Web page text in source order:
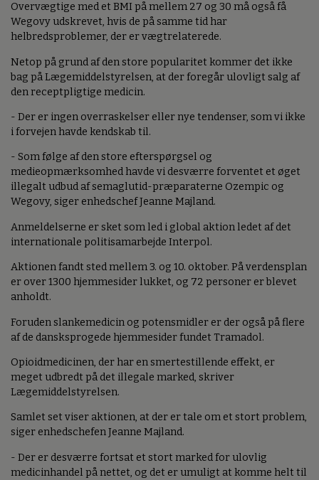
Overvægtige med et BMI på mellem 27 og 30 må også få
Wegovy udskrevet, hvis de på samme tid har
helbredsproblemer, der er vægtrelaterede.
Netop på grund af den store popularitet kommer det ikke
bag på Lægemiddelstyrelsen, at der foregår ulovligt salg af
den receptpligtige medicin.
- Der er ingen overraskelser eller nye tendenser, som vi ikke
i forvejen havde kendskab til.
- Som følge af den store efterspørgsel og
medieopmærksomhed havde vi desværre forventet et øget
illegalt udbud af semaglutid-præparaterne Ozempic og
Wegovy, siger enhedschef Jeanne Majland.
Anmeldelserne er sket som led i global aktion ledet af det
internationale politisamarbejde Interpol.
Aktionen fandt sted mellem 3. og 10. oktober. På verdensplan
er over 1300 hjemmesider lukket, og 72 personer er blevet
anholdt.
Foruden slankemedicin og potensmidler er der også på flere
af de dansksprogede hjemmesider fundet Tramadol.
Opioidmedicinen, der har en smertestillende effekt, er
meget udbredt på det illegale marked, skriver
Lægemiddelstyrelsen.
Samlet set viser aktionen, at der er tale om et stort problem,
siger enhedschefen Jeanne Majland.
- Der er desværre fortsat et stort marked for ulovlig
medicinhandel på nettet, og det er umuligt at komme helt til